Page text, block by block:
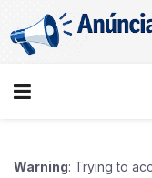
Warning: Trying to